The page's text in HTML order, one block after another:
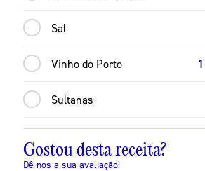
Sal
Vinho do Porto
Sultanas
Gostou desta receita?
Dê-nos a sua avaliação!